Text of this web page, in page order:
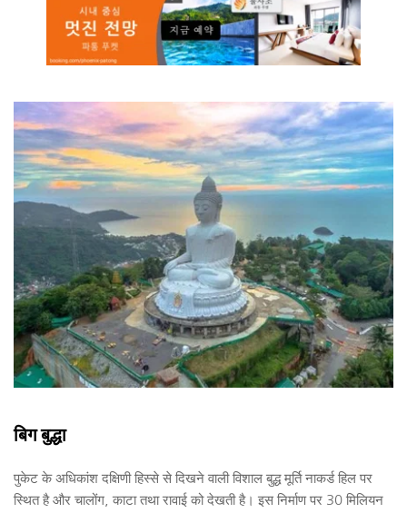
बिग बुद्धा
पुकेट के अधिकांश दक्षिणी हिस्से से दिखने वाली विशाल बुद्ध मूर्ति नाकर्ड हिल पर
स्थित है और चालोंग, काटा तथा रावाई को देखती है। इस निर्माण पर 30 मिलियन